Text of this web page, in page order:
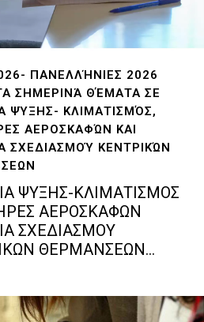
ΠΑΝΕΛΛΉΝΙΕΣ 2026
ΣΗΜΕΡΙΝΆ ΘΈΜΑΤΑ ΣΕ
ΨΎΞΗΣ- ΚΛΙΜΑΤΙΣΜΌΣ,
ΑΕΡΟΣΚΑΦΏΝ ΚΑΙ
ΣΧΕΔΙΑΣΜΟΎ ΚΕΝΤΡΙΚΏΝ
ΨΥΞΗΣ-ΚΛΙΜΑΤΙΣΜΟΣ
ΑΕΡΟΣΚΑΦΩΝ
ΣΧΕΔΙΑΣΜΟΥ
ΘΕΡΜΑΝΣΕΩΝ...